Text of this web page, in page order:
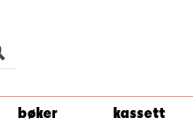
bøker kassett